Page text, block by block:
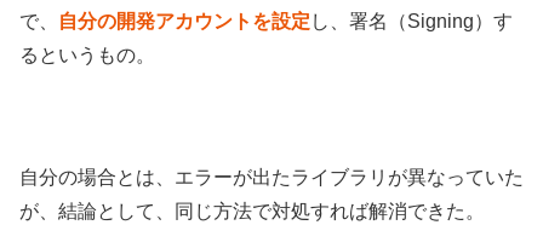
で、
自分の開発アカウントを設定 し、署名（Signing）す
るというもの。
自分の場合とは、エラーが出たライブラリが異なっていた
が、結論として、同じ方法で対処すれば解消できた。